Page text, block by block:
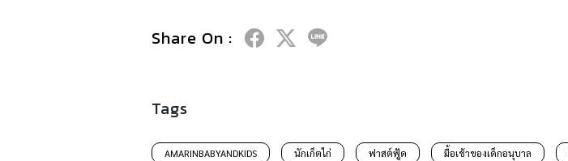
Share On :
Tags
AMARINBABYANDKIDS นักเก็ตไก่ ฟาสต์ฟู้ด มื้อเช้าของเด็กอนุบาล